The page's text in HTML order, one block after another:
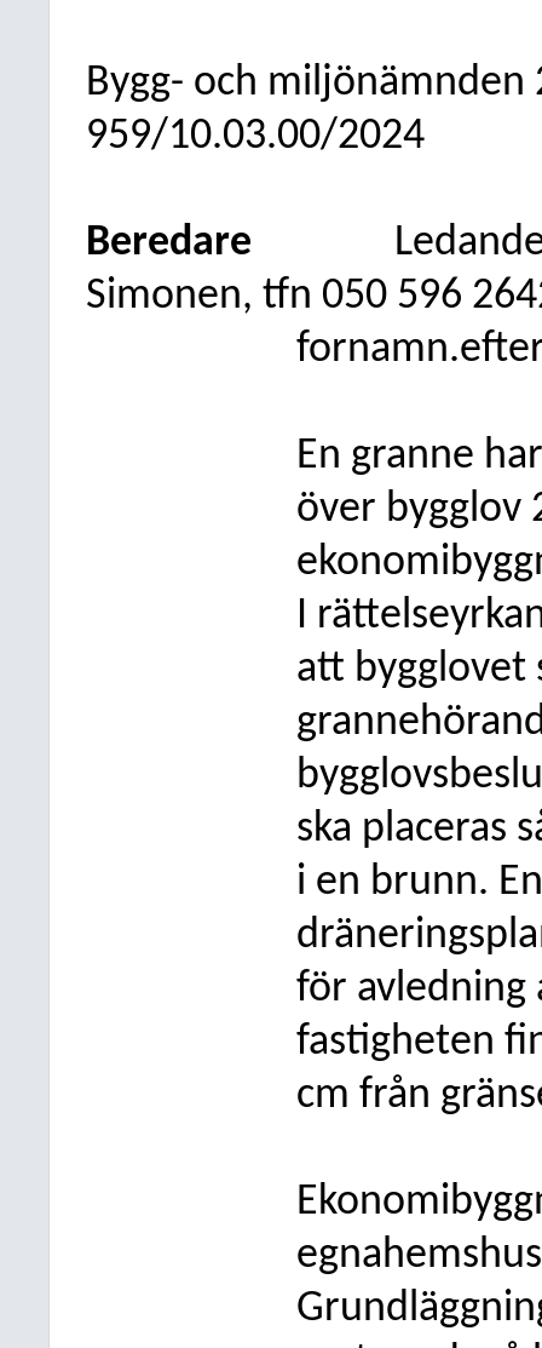
Bygg- och miljönämnden
959/10.03.00/2024
Beredare
Simonen, tfn 050 596
En granne
över bygglov
I
att bygglovet
ska placeras
i en brunn.
för avledning
fastigheten
cm från